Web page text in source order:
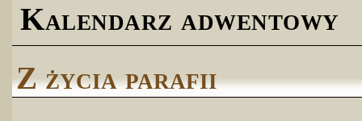
Kalendarz adwentowy
Z życia parafii